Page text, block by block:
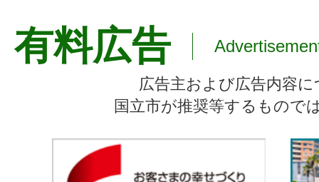
有料広告
広告主および広告内容
国立市が推奨等するもので